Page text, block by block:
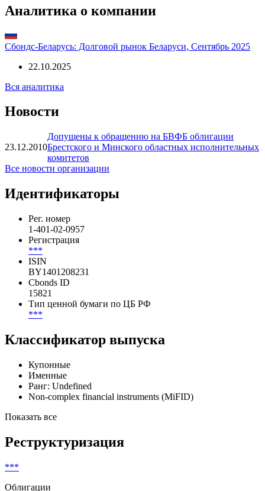
Аналитика о компании
Сбондс-Беларусь: Долговой рынок Беларуси, Сентябрь 2025
Новости
23.12.2010
Брестского и Минского областных исполнительных
комитетов
Идентификаторы
Рег. номер
1-401-02-0957
Регистрация
***
ISIN
BY1401208231
Тип ценной бумаги по ЦБ РФ
Классификатор выпуска
Купонные
Именные
Реструктуризация